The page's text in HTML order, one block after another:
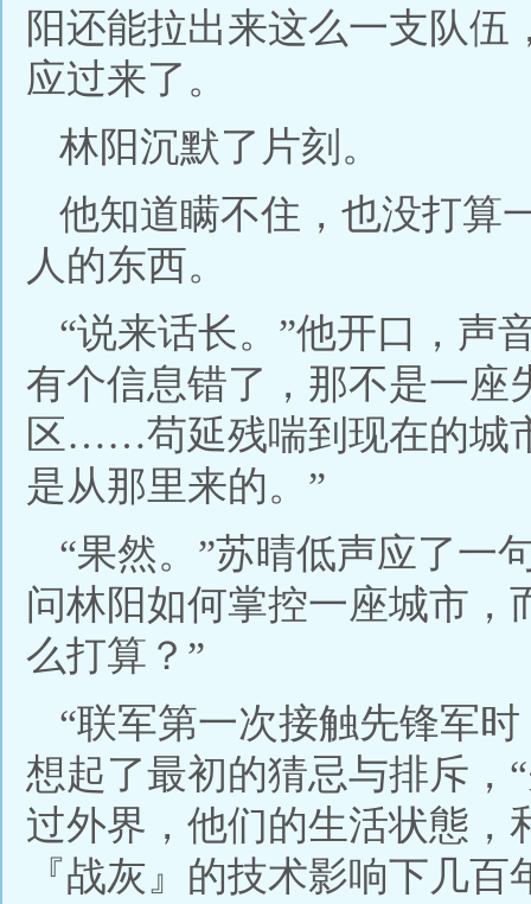
阳还能拉出来这么一支队
应过来了。
林阳沉默了片刻。
他知道瞒不住，也没打算
人的东西。
“说来话长。”他开口，声
有个信息错了，那不是一座
区……苟延残喘到现在的城
是从那里来的。”
“果然。”苏晴低声应了一
问林阳如何掌控一座城市，
么打算？”
“联军第一次接触先锋军
想起了最初的猜忌与排斥，
过外界，他们的生活状態，
『战灰』的技术影响下几